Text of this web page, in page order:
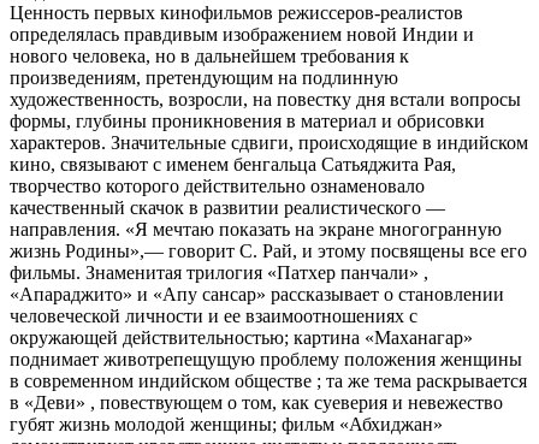
Ценность первых кинофильмов режиссеров-реалистов
определялась правдивым изображением новой Индии и
нового человека, но в дальнейшем требования к
произведениям, претендующим на подлинную
художественность, возросли, на повестку дня встали вопросы
формы, глубины проникновения в материал и обрисовки
характеров. Значительные сдвиги, происходящие в индийском
кино, связывают с именем бенгальца Сатьяджита Рая,
творчество которого действительно ознаменовало
качественный скачок в развитии реалистического —
направления. «Я мечтаю показать на экране многогранную
жизнь Родины»,— говорит С. Рай, и этому посвящены все его
фильмы. Знаменитая трилогия «Патхер панчали» ,
«Апараджито» и «Апу сансар» рассказывает о становлении
человеческой личности и ее взаимоотношениях с
окружающей действительностью; картина «Маханагар»
поднимает животрепещущую проблему положения женщины
в современном индийском обществе ; та же тема раскрывается
в «Деви» , повествующем о том, как суеверия и невежество
губят жизнь молодой женщины; фильм «Абхиджан»